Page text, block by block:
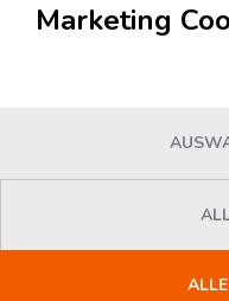
Marketing